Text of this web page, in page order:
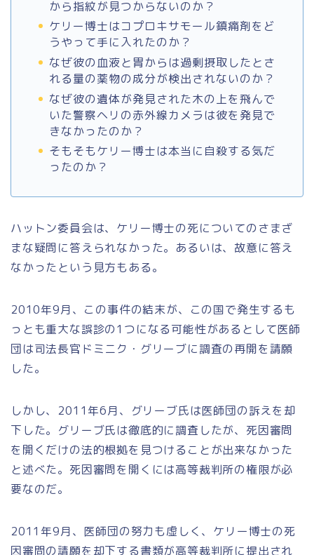
から指紋が見つからないのか？
ケリー博士はコプロキサモール鎮痛剤をど
うやって手に入れたのか？
なぜ彼の血液と胃からは過剰摂取したとさ
れる量の薬物の成分が検出されないのか？
なぜ彼の遺体が発見された木の上を飛んで
いた警察ヘリの赤外線カメラは彼を発見で
きなかったのか？
そもそもケリー博士は本当に自殺する気だ
ったのか？
ハットン委員会は、ケリー博士の死についてのさまざ
まな疑問に答えられなかった。あるいは、故意に答え
なかったという見方もある。
2010年9月、この事件の結末が、この国で発生するも
っとも重大な誤診の1つになる可能性があるとして医師
団は司法長官ドミニク・グリーブに調査の再開を請願
した。
しかし、2011年6月、グリーブ氏は医師団の訴えを却
下した。グリーブ氏は徹底的に調査したが、死因審問
を開くだけの法的根拠を見つけることが出来なかった
と述べた。死因審問を開くには高等裁判所の権限が必
要なのだ。
2011年9月、医師団の努力も虚しく、ケリー博士の死
因審問の請願を却下する書類が高等裁判所に提出され